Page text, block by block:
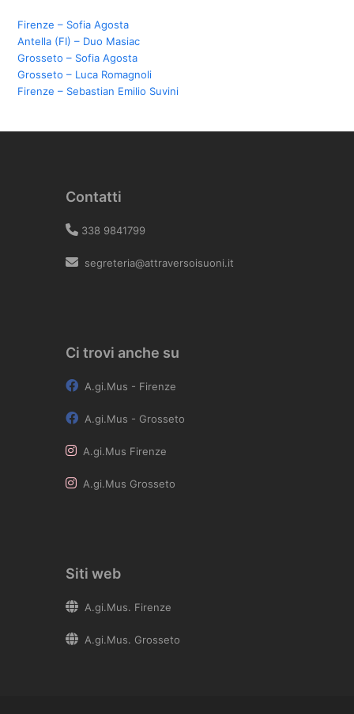
Firenze – Sofia Agosta
Antella (FI) – Duo Masiac
Grosseto – Sofia Agosta
Grosseto – Luca Romagnoli
Firenze – Sebastian Emilio Suvini
Contatti
338 9841799
segreteria@attraversoisuoni.it
Ci trovi anche su
A.gi.Mus - Firenze
A.gi.Mus - Grosseto
A.gi.Mus Firenze
A.gi.Mus Grosseto
Siti web
A.gi.Mus. Firenze
A.gi.Mus. Grosseto